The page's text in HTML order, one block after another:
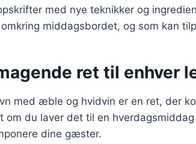
med nye teknikker og
middagsbordet, og som kan
ret til enhver
med æble og hvidvin er en ret, der
om du laver det til en
dine gæster.